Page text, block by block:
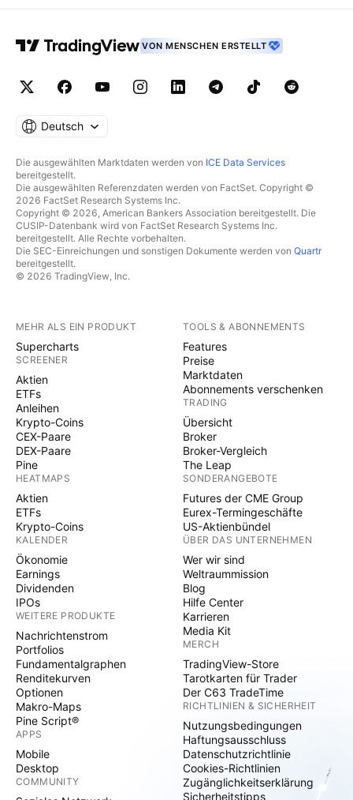
VON MENSCHEN ERSTELLT
Deutsch
Die ausgewählten Marktdaten werden von ICE Data Services
bereitgestellt.
Die ausgewählten Referenzdaten werden von FactSet. Copyright ©
2026 FactSet Research Systems Inc.
Copyright © 2026, American Bankers Association bereitgestellt. Die
CUSIP-Datenbank wird von FactSet Research Systems Inc.
bereitgestellt. Alle Rechte vorbehalten.
Die SEC-Einreichungen und sonstigen Dokumente werden von Quartr
bereitgestellt.
© 2026 TradingView, Inc.
MEHR ALS EIN PRODUKT
Supercharts
SCREENER
Aktien
ETFs
Anleihen
Krypto-Coins
CEX-Paare
DEX-Paare
Pine
HEATMAPS
Aktien
ETFs
Krypto-Coins
KALENDER
Ökonomie
Earnings
Dividenden
IPOs
WEITERE PRODUKTE
Nachrichtenstrom
Portfolios
Fundamentalgraphen
Renditekurven
Optionen
Makro-Maps
Pine Script®
APPS
Mobile
Desktop
COMMUNITY
TOOLS & ABONNEMENTS
Features
Preise
Marktdaten
Abonnements verschenken
TRADING
Übersicht
Broker
Broker-Vergleich
The Leap
SONDERANGEBOTE
Futures der CME Group
Eurex-Termingeschäfte
US-Aktienbündel
ÜBER DAS UNTERNEHMEN
Wer wir sind
Weltraummission
Blog
Hilfe Center
Karrieren
Media Kit
MERCH
TradingView-Store
Tarotkarten für Trader
Der C63 TradeTime
RICHTLINIEN & SICHERHEIT
Nutzungsbedingungen
Haftungsausschluss
Datenschutzrichtlinie
Cookies-Richtlinien
Zugänglichkeitserklärung
Sicherheitstipps